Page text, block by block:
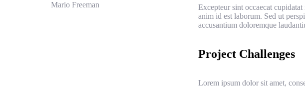
Mario Freeman
Excepteur sint occaecat
anim id est laborum. Sed ut
accusantium doloremque
Project Challenges
Lorem ipsum dolor sit amet,